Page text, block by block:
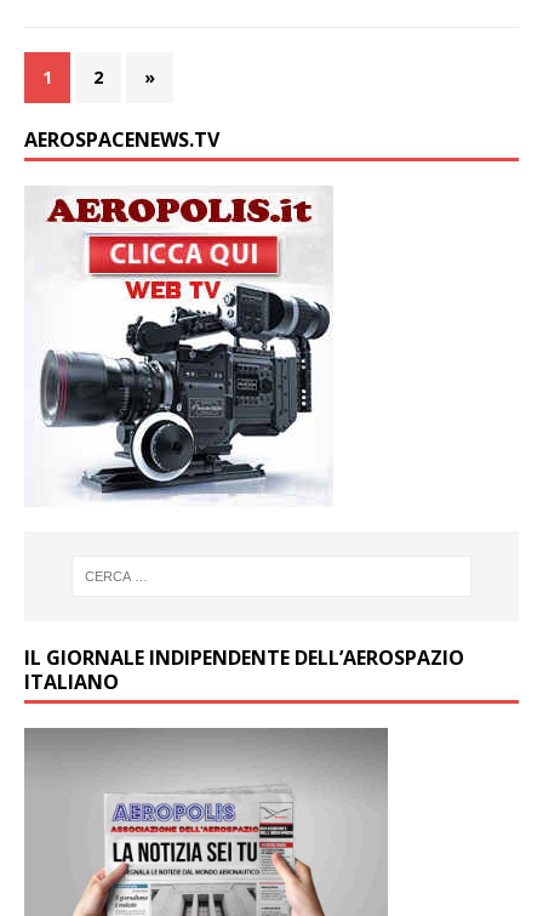
1 2 »
AEROSPACENEWS.TV
IL GIORNALE INDIPENDENTE DELL’AEROSPAZIO
ITALIANO